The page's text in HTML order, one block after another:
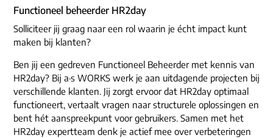
Functioneel beheerder HR2day
Solliciteer jij graag naar een rol waarin je écht impact kunt
maken bij klanten?
Ben jij een gedreven Functioneel Beheerder met kennis van
HR2day? Bij a·s WORKS werk je aan uitdagende projecten bij
verschillende klanten. Jij zorgt ervoor dat HR2day optimaal
functioneert, vertaalt vragen naar structurele oplossingen en
bent hét aanspreekpunt voor gebruikers. Samen met het
HR2day expertteam denk je actief mee over verbeteringen